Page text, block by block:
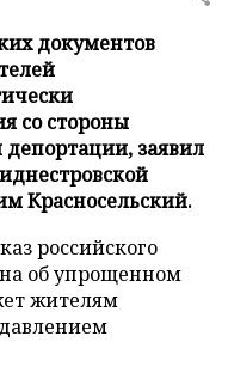
документов
со стороны
заявил
Красносельский.
российского
об упрощенном
жителям